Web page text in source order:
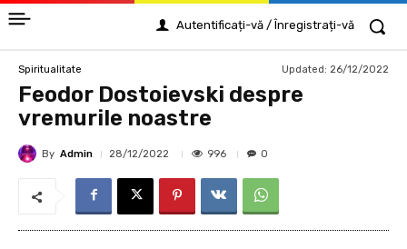
Autentificați-vă / Înregistrați-vă
Spiritualitate Updated: 26/12/2022
Feodor Dostoievski despre
vremurile noastre
By Admin 28/12/2022 996 0